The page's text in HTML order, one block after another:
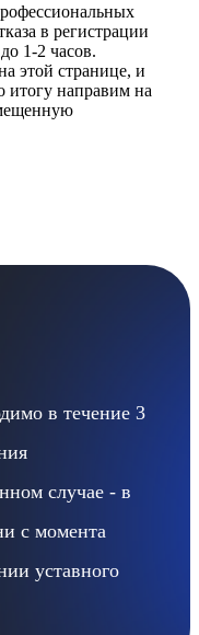
в регистрации
1-2 часов.
этой странице, и
итогу направим на
в течение 3
случае - в
с момента
уставного